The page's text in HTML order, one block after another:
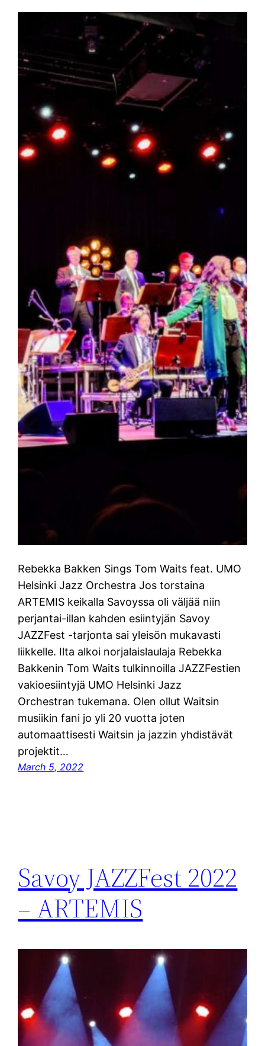
Rebekka Bakken Sings Tom Waits feat. UMO
Helsinki Jazz Orchestra Jos torstaina
ARTEMIS keikalla Savoyssa oli väljää niin
perjantai-illan kahden esiintyjän Savoy
JAZZFest -tarjonta sai yleisön mukavasti
liikkelle. Ilta alkoi norjalaislaulaja Rebekka
Bakkenin Tom Waits tulkinnoilla JAZZFestien
vakioesiintyjä UMO Helsinki Jazz
Orchestran tukemana. Olen ollut Waitsin
musiikin fani jo yli 20 vuotta joten
automaattisesti Waitsin ja jazzin yhdistävät
projektit…
March 5, 2022
Savoy JAZZFest 2022
– ARTEMIS